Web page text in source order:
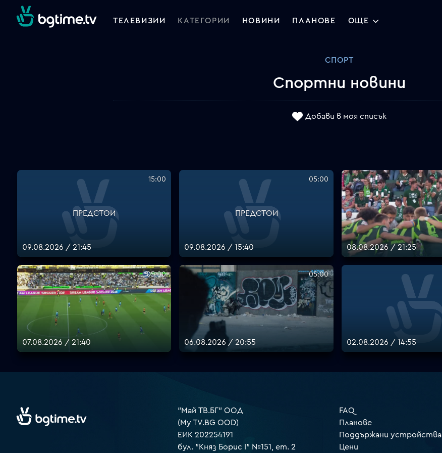
ТЕЛЕВИЗИИ КАТЕГОРИИ НОВИНИ ПЛАНОВЕ ОЩЕ
СПОРТ
Спортни новини
Добави в моя списък
ПРЕДСТОИ
15:00
09.08.2026 / 21:45
ПРЕДСТОИ
05:00
09.08.2026 / 15:40 08.08.2026 / 21:25
05:00
07.08.2026 / 21:40
05:00
06.08.2026 / 20:55 02.08.2026 / 14:55
"Май ТВ.БГ" ООД
(My TV.BG OOD)
ЕИК 202254191
бул. "Княз Борис I" №151, ет. 2
FAQ
Планове
Поддържани устройства
Цени